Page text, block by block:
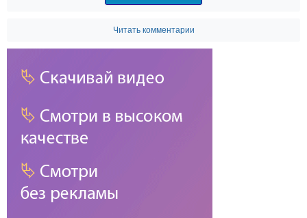
Читать комментарии